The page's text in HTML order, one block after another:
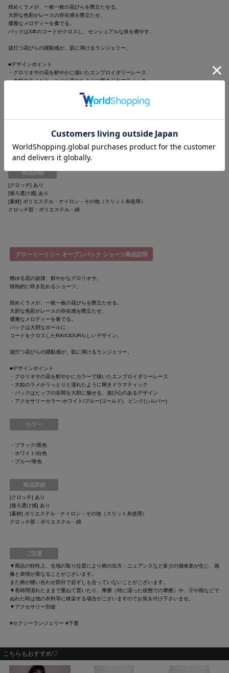
煌めくラメが、一枚一枚の花びらを際立たせる。
大胆な色彩がレースの存在感を際立たせ、
優雅なメロディーを奏でる。
バックは3本のコードがクロスし、センシュアルな炎を燃やす。
波打つ花びらの躍動感が、肌に弾けるランジェリー。
■デザインポイント
・グロリオサの花を鮮やかに描いたエンブロイダリーレース
・大粒のラメがうっとりと濡れたように輝きドラマティック
・ブルー/青色
商品詳細
[クロッチ] あり
[後ろ透け感] あり
[素材] ポリエステル・ナイロン・その他（スリット糸使用）
クロッチ部：ポリエステル・綿
グローリーリリー オープンバック ショーツ商品説明
燃ゆる花の旋律、鮮やかなグロリオサ。
情熱的に咲き乱れるショーツ。
煌めくラメが、一枚一枚の花びらを際立たせる。
大胆な色彩がレースの存在感を際立たせ、
優雅なメロディーを奏でる。
バックは大胆なホールに、
コードをクロスしたRAVIJOURらしいデザイン。
波打つ花びらの躍動感が、肌に弾けるランジェリー。
■デザインポイント
・グロリオサの花を鮮やかにカラーで描いたエンブロイダリーレース
・大粒のラメがうっとりと濡れたように輝きドラマティック
・バックはヒップの谷間を大胆に魅せる、遊び心のあるデザイン
・アクセサリーカラー:ホワイト/ブルー(ゴールド)、ピンク(シルバー)
カラー
・ブラック/黒色
・ホワイト/白色
・ブルー/青色
商品詳細
[クロッチ] あり
[後ろ透け感] あり
[素材] ポリエステル・ナイロン・その他（スリット糸使用）
クロッチ部：ポリエステル・綿
ご注意
▼商品の特性上、生地の取り位置により柄の出方・ニュアンスなど多少の個体差が生じ、画
像と表情が異なることがございます。
また柄が縫い合わせ部分で必ずしも合っていないことがございます。
▼長時間濡れたままで重ねて置いたり、摩擦（特に湿った状態での摩擦）や、汗や雨などで
ぬれた時は他の衣料等に移染する場合がございますのでお気を付け下さいませ。
▼アクセサリー別途
#セクシーランジェリー #下着
こちらもおすすめ♡